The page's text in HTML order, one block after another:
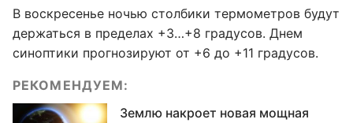
В воскресенье ночью столбики термометров будут
держаться в пределах +3…+8 градусов. Днем
синоптики прогнозируют от +6 до +11 градусов.
РЕКОМЕНДУЕМ:
Землю накроет новая мощная